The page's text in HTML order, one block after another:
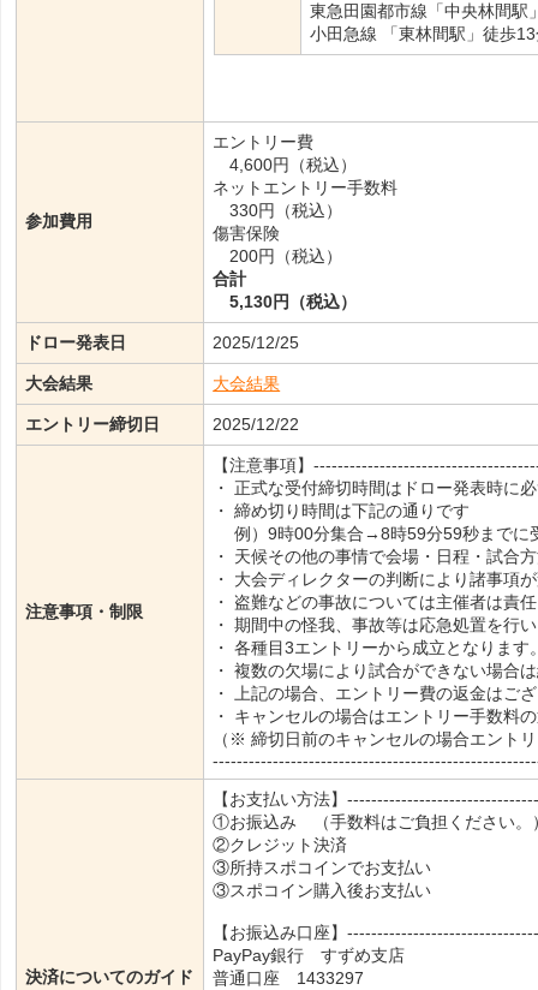
東急田園都市線「中央林間駅
小田急線 「東林間駅」徒歩
参加費用
エントリー費
4,600円（税込）
ネットエントリー手数料
330円（税込）
傷害保険
200円（税込）
合計
5,130円（税込）
ドロー発表日 2025/12/25
大会結果 大会結果
エントリー締切日 2025/12/22
注意事項・制限
【注意事項】
・ 正式な受付締切時間はドロー発表時に
・ 締め切り時間は下記の通りです
例）9時00分集合→8時59分59秒までに
・ 天候その他の事情で会場・日程・試合
・ 大会ディレクターの判断により諸事項
・ 盗難などの事故については主催者は責
・ 期間中の怪我、事故等は応急処置を行
・ 各種目3エントリーから成立となります
・ 複数の欠場により試合ができない場合
・ 上記の場合、エントリー費の返金はご
・ キャンセルの場合はエントリー手数料
（※ 締切日前のキャンセルの場合エント
決済についてのガイド
【お支払い方法】
①お振込み （手数料はご負担ください。
②クレジット決済
③所持スポコインでお支払い
③スポコイン購入後お支払い
【お振込み口座】
PayPay銀行 すずめ支店
普通口座 1433297